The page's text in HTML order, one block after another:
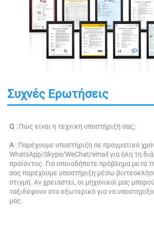
Συχνές Ερωτήσεις
Q : Πώς είναι η τεχνική υποστήριξή σας;
Α : Παρέχουμε υποστήριξη σε πραγματικό
WhatsApp/Skype/WeChat/email για όλη τη
προϊόντος. Για οποιοδήποτε πρόβλημα μετά
σας παρέχουμε υποστήριξη μέσω
στιγμή. Αν χρειαστεί, οι μηχανικοί μας
ταξιδέψουν στο εξωτερικό για να
μας.